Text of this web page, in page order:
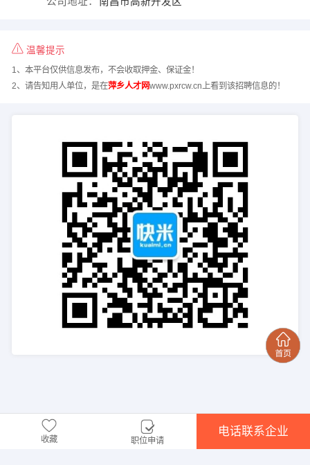
温馨提示
1、本平台仅供信息发布，不会收取押金、保证金！
2、请告知用人单位，是在萍乡人才网www.pxrcw.cn上看到该招聘信息的！
收藏 职位申请
电话联系企业